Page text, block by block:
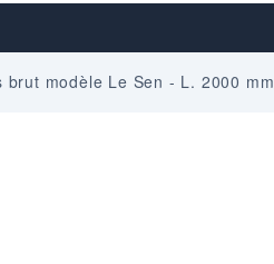
brut modèle Le Sen - L. 2000 mm